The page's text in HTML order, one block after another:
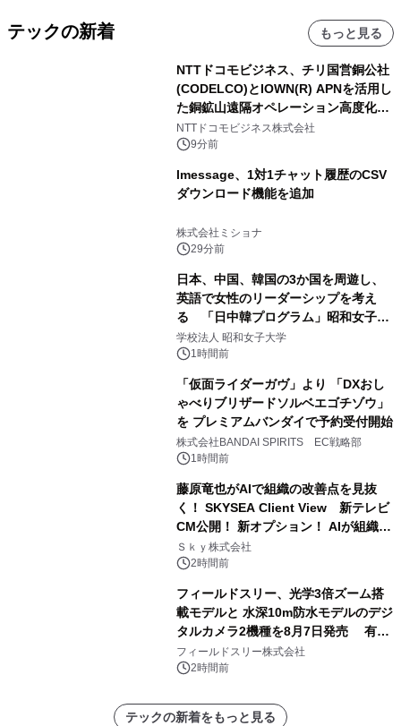
テックの新着 もっと見る
NTTドコモビジネス、チリ国営銅公社
(CODELCO)とIOWN(R) APNを活用し
た銅鉱山遠隔オペレーション高度化に
向けた調査・実証を開始
NTTドコモビジネス株式会社
9分前
lmessage、1対1チャット履歴のCSV
ダウンロード機能を追加
株式会社ミショナ
29分前
日本、中国、韓国の3か国を周遊し、
英語で女性のリーダーシップを考え
る 「日中韓プログラム」昭和女子大
学で開催
学校法人 昭和女子大学
1時間前
「仮面ライダーガヴ」より 「DXおし
ゃべりブリザードソルベエゴチゾウ」
を プレミアムバンダイで予約受付開始
株式会社BANDAI SPIRITS EC戦略部
1時間前
藤原竜也がAIで組織の改善点を見抜
く！ SKYSEA Client View 新テレビ
CM公開！ 新オプション！ AIが組織の
業務実態を分析し労務改善を支援。 藤
原竜也メイキング動画公開 「もしAIが
る自信がある」「昨年の夏はカブトム
シを捕まえたり、虫と戦ったり…」
Ｓｋｙ株式会社
2時間前
フィールドスリー、光学3倍ズーム搭
載モデルと 水深10m防水モデルのデジ
タルカメラ2機種を8月7日発売 有効
約1300万画素、用途別に選べるコンデ
ジ新登場
フィールドスリー株式会社
2時間前
テックの新着をもっと見る